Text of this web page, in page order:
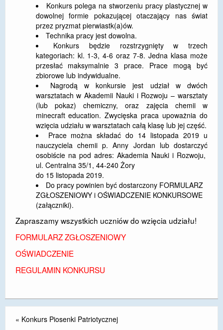
POLITYKA PRYWATNOŚCI
RODO
EGZAMIN ÓSMOKLASISTY
STANDARDY OCHRONY MAŁOLETNICH
PROJEKT ,,SZKOŁY Z JAKOŚCIĄ – ROZWÓJ
KSZTAŁCENIA OGÓLNEGO NA TERENIE MIASTA
ŻORY”
REKRUTACJA 2026/2027
mLegitymacja
Konkurs polega na stworzeniu pracy plastycznej w
dowolnej formie pokazującej otaczający nas świat
przez pryzmat pierwiastk(a)ów.
Technika pracy jest dowolna.
Konkurs będzie rozstrzygnięty w trzech
kategoriach: kl. 1-3, 4-6 oraz 7-8. Jedna klasa może
przesłać maksymalnie 3 prace. Prace mogą być
zbiorowe lub indywidualne.
Nagrodą w konkursie jest udział w dwóch
warsztatach w Akademii Nauki i Rozwoju – warsztaty
(lub pokaz) chemiczny, oraz zajęcia chemii w
minecraft education. Zwycięska praca upoważnia do
wzięcia udziału w warsztatach całą klasę lub jej część.
Prace można składać do 14 listopada 2019 u
nauczyciela chemii p. Anny Jordan lub dostarczyć
osobiście na pod adres: Akademia Nauki i Rozwoju,
ul. Centralna 35/1, 44-240 Żory
do 15 listopada 2019.
Do pracy powinien być dostarczony FORMULARZ
ZGŁOSZENIOWY i OŚWIADCZENIE KONKURSOWE
(załączniki).
Zapraszamy wszystkich uczniów do wzięcia udziału!
FORMULARZ ZGŁOSZENIOWY
OŚWIADCZENIE
REGULAMIN KONKURSU
« Konkurs Piosenki Patriotycznej